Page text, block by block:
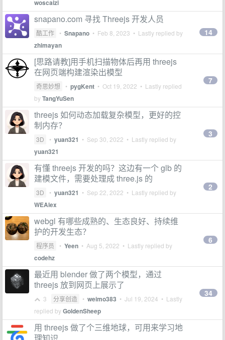
woscaizi
snapano.com 寻找 Threejs 开发人员
酷工作 • Snapano • Feb 8, 2023 • Lastly replied by
zhimayan
14
[思路请教]用手机扫描物体后再用 threejs
在网页端构建渲染出模型
奇思妙想 • pygKent • Oct 19, 2022 • Lastly replied
byTangYuSen
7
threejs 如何动态加载复杂模型，更好的控
制内存？
3D • yuan321 • Sep 30, 2022 • Lastly replied by
yuan321
3
有懂 threejs 开发的吗？这边有一个 glb 的
建模文件，需要处理成 three.js 的
3D • yuan321 • Sep 22, 2022 • Lastly replied by
WEAlex
2
webgl 有哪些成熟的、生态良好、持续维
护的开发生态？
程序员 • Yeen • Aug 5, 2022 • Lastly replied by
codehz
6
最近用 blender 做了两个模型，通过
threejs 放到网页上展示了
3 分享创造 • weimo383 • Jul 19, 2024 • Lastly
replied byGoldenSheep
34
用 threejs 做了个三维地球，可用来学习地